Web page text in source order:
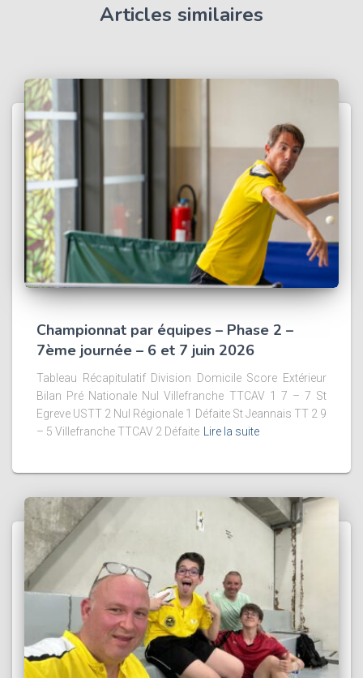
Articles similaires
Championnat par équipes – Phase 2 –
7ème journée – 6 et 7 juin 2026
Tableau Récapitulatif Division Domicile Score Extérieur
Bilan Pré Nationale Nul Villefranche TTCAV 1 7 – 7 St
Egreve USTT 2 Nul Régionale 1 Défaite St Jeannais TT 2 9
– 5 Villefranche TTCAV 2 Défaite Lire la suite